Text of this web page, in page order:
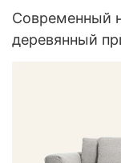
Современный
деревянный